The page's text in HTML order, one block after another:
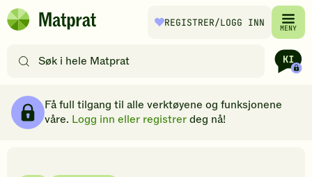
Hopp til hovedinnhold
Matprat
REGISTRER/LOGG INN MENY
etter
filtre
Få full tilgang til alle verktøyene og funksjonene
våre. Logg inn eller registrerdeg nå!